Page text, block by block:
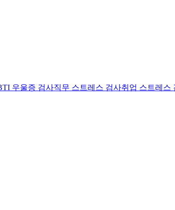
우울증 검사직무 스트레스 검사취업 스트레스